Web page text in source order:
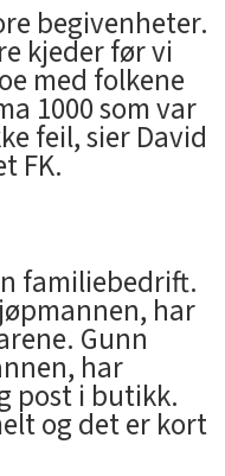
begivenheter.
kjeder før vi
med folkene
1000 som var
feil, sier David
FK.
familiebedrift.
har
Gunn
har
post i butikk.
og det er kort